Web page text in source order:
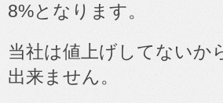
8%となります。
当社は値上げしてないか
出来ません。